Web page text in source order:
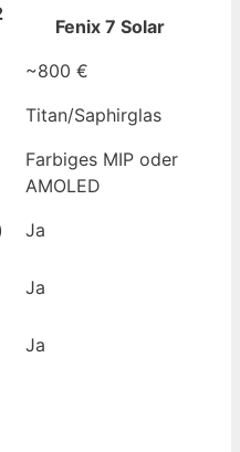
Fenix 7 Solar
~800 €
Titan/Saphirglas
Farbiges MIP oder
AMOLED
Ja
Ja
Ja